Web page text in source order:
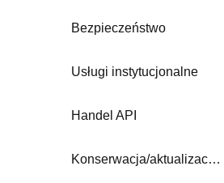
Bezpieczeństwo
Usługi instytucjonalne
Handel API
Konserwacja/aktualizacja systemu